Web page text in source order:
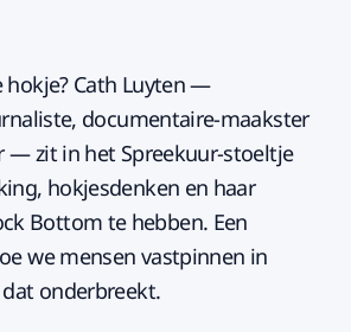
hokje? Cath Luyten —
documentaire-maakster
— zit in het Spreekuur-stoeltje
hokjesdenken en haar
Bottom te hebben. Een
we mensen vastpinnen in
onderbreekt.